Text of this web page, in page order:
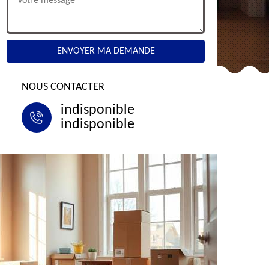
NOUS CONTACTER
indisponible
indisponible